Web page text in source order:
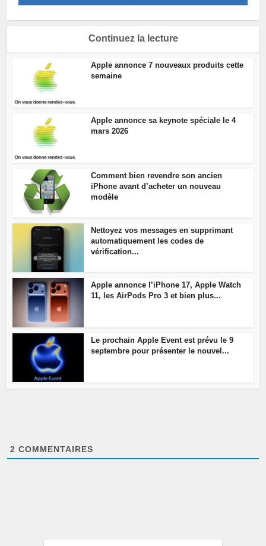
Continuez la lecture
Apple annonce 7 nouveaux produits cette
semaine
Apple annonce sa keynote spéciale le 4
mars 2026
Comment bien revendre son ancien
iPhone avant d’acheter un nouveau
modèle
Nettoyez vos messages en supprimant
automatiquement les codes de
vérification...
Apple annonce l’iPhone 17, Apple Watch
11, les AirPods Pro 3 et bien plus...
Le prochain Apple Event est prévu le 9
septembre pour présenter le nouvel...
2 COMMENTAIRES